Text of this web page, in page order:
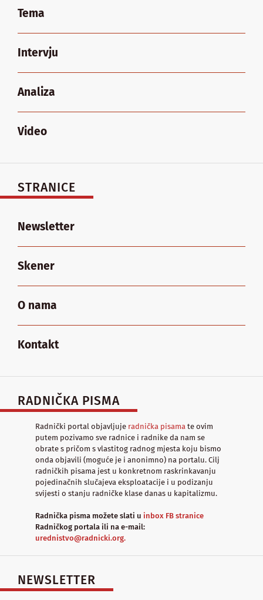
Tema
Intervju
Analiza
Video
STRANICE
Newsletter
Skener
O nama
Kontakt
RADNIČKA PISMA
Radnički portal objavljuje radnička pisama te ovim
putem pozivamo sve radnice i radnike da nam se
obrate s pričom s vlastitog radnog mjesta koju bismo
onda objavili (moguće je i anonimno) na portalu. Cilj
radničkih pisama jest u konkretnom raskrinkavanju
pojedinačnih slučajeva eksploatacije i u podizanju
svijesti o stanju radničke klase danas u kapitalizmu.
Radnička pisma možete slati u inbox FB stranice
Radničkog portala ili na e-mail:
urednistvo@radnicki.org.
NEWSLETTER